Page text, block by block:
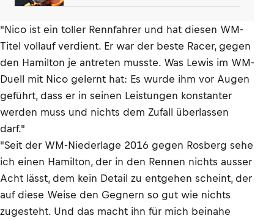
"Nico ist ein toller Rennfahrer und hat diesen WM-
Titel vollauf verdient. Er war der beste Racer, gegen
den Hamilton je antreten musste. Was Lewis im WM-
Duell mit Nico gelernt hat: Es wurde ihm vor Augen
geführt, dass er in seinen Leistungen konstanter
werden muss und nichts dem Zufall überlassen
darf."
"Seit der WM-Niederlage 2016 gegen Rosberg sehe
ich einen Hamilton, der in den Rennen nichts ausser
Acht lässt, dem kein Detail zu entgehen scheint, der
auf diese Weise den Gegnern so gut wie nichts
zugesteht. Und das macht ihn für mich beinahe